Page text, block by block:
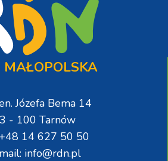
MAŁOPOLSKA
Józefa Bema 14
- 100 Tarnów
14 627 50 50
info@rdn.pl